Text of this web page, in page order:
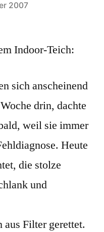
2007
Indoor-Teich:
sich anscheinend
drin, dachte
weil sie immer
Heute
die stolze
und
Filter gerettet.